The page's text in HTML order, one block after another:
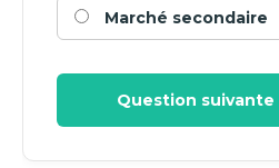
Marché secondaire
Question suivante